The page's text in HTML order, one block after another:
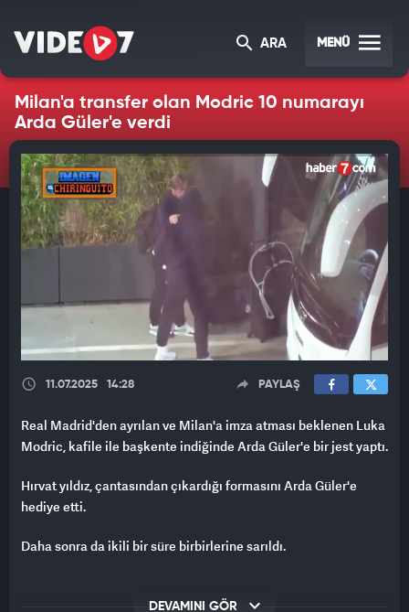
ARA MENÜ
Milan'a transfer olan Modric 10 numarayı
Arda Güler'e verdi
11.07.2025 14:28 PAYLAŞ
Real Madrid'den ayrılan ve Milan'a imza atması beklenen Luka
Modric, kafile ile başkente indiğinde Arda Güler'e bir jest yaptı.
Hırvat yıldız, çantasından çıkardığı formasını Arda Güler'e
hediye etti.
Daha sonra da ikili bir süre birbirlerine sarıldı.
DEVAMINI GÖR